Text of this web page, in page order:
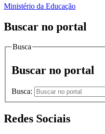
Ministério da Educação
Buscar no portal
Busca
Buscar no portal
Busca:
Redes Sociais